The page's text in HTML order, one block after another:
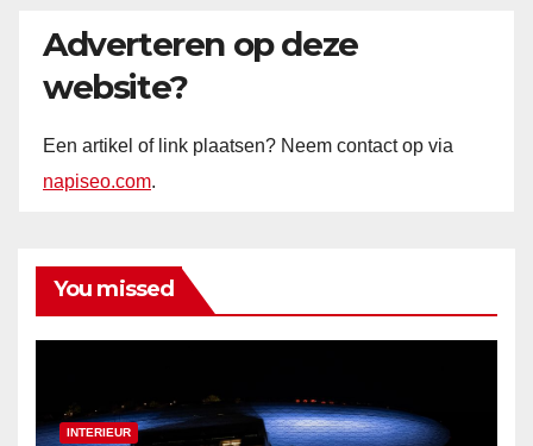
Adverteren op deze
website?
Een artikel of link plaatsen? Neem contact op via
napiseo.com.
You missed
INTERIEUR